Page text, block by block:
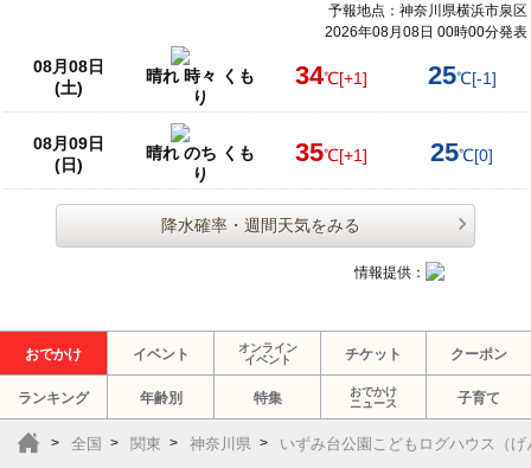
予報地点：神奈川県横浜市泉区
2026年08月08日 00時00分発表
08月08日
(土)
晴れ 時々 くも
り
34℃[+1] 25℃[-1]
08月09日
(日)
晴れ のち くも
り
35℃[+1] 25℃[0]
降水確率・週間天気をみる
情報提供：
おでかけ イベント
オンライン
イベント
チケット クーポン
ランキング 年齢別 特集
おでかけ
ニュース
子育て
全国 関東 神奈川県 いずみ台公園こどもログハウス（げ